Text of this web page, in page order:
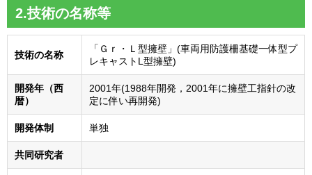
2.技術の名称等
技術の名称
「Ｇｒ・Ｌ型擁壁」(車両用防護柵基礎一体型プ
レキャストL型擁壁)
開発年（西
暦）
2001年(1988年開発，2001年に擁壁工指針の改
定に伴い再開発)
開発体制 単独
共同研究者